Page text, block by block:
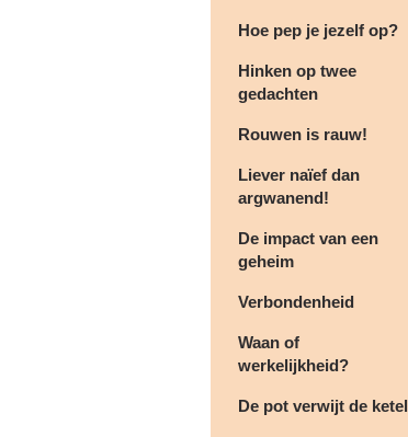
Hoe pep je jezelf op?
Hinken op twee
gedachten
Rouwen is rauw!
Liever naïef dan
argwanend!
De impact van een
geheim
Verbondenheid
Waan of
werkelijkheid?
De pot verwijt de ketel